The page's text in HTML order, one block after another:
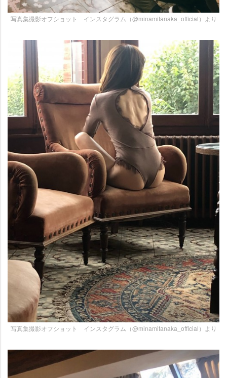
写真集撮影オフショット インスタグラム（@minamitanaka_official）より
写真集撮影オフショット インスタグラム（@minamitanaka_official）より